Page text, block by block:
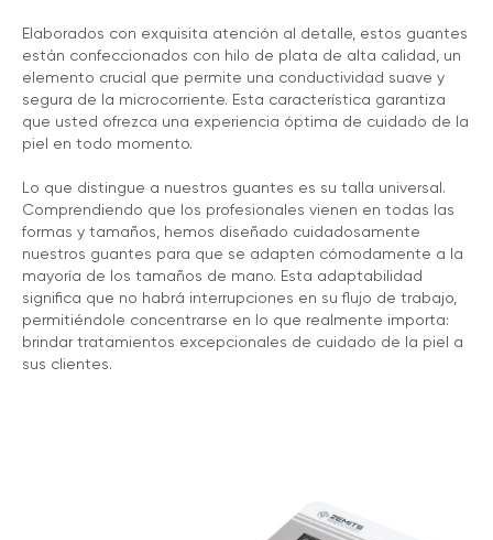
Elaborados con exquisita atención al detalle, estos guantes
están confeccionados con hilo de plata de alta calidad, un
elemento crucial que permite una conductividad suave y
segura de la microcorriente. Esta característica garantiza
que usted ofrezca una experiencia óptima de cuidado de la
piel en todo momento.
Lo que distingue a nuestros guantes es su talla universal.
Comprendiendo que los profesionales vienen en todas las
formas y tamaños, hemos diseñado cuidadosamente
nuestros guantes para que se adapten cómodamente a la
mayoría de los tamaños de mano. Esta adaptabilidad
significa que no habrá interrupciones en su flujo de trabajo,
permitiéndole concentrarse en lo que realmente importa:
brindar tratamientos excepcionales de cuidado de la piel a
sus clientes.